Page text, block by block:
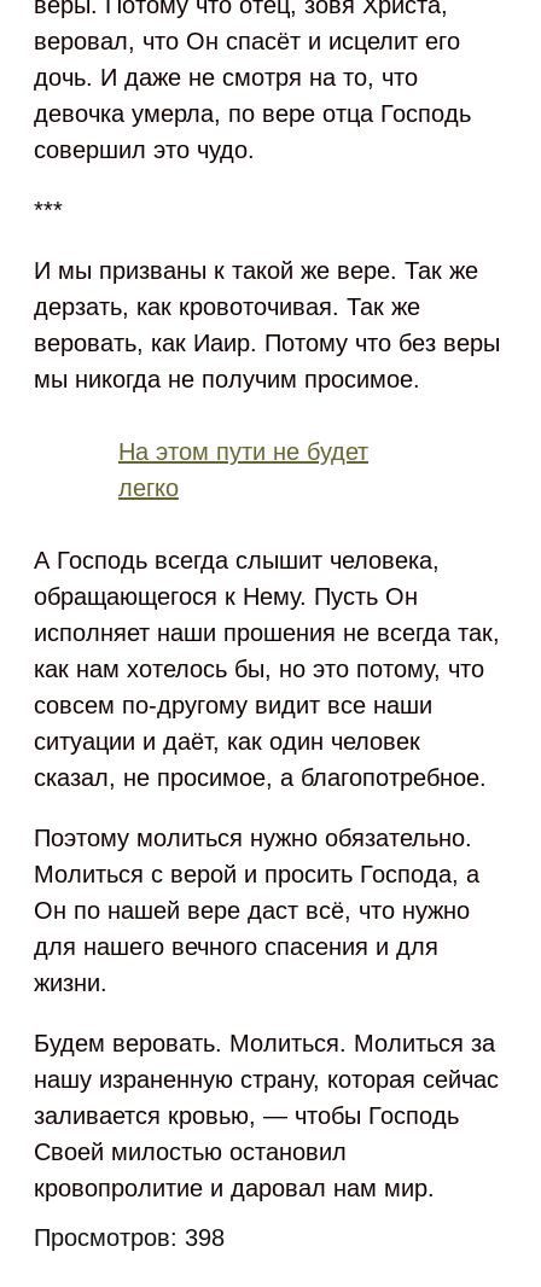
веровал, что Он спасёт и исцелит его
дочь. И даже не смотря на то, что
девочка умерла, по вере отца Господь
совершил это чудо.
***
И мы призваны к такой же вере. Так же
дерзать, как кровоточивая. Так же
веровать, как Иаир. Потому что без веры
мы никогда не получим просимое.
На этом пути не будет
легко
А Господь всегда слышит человека,
обращающегося к Нему. Пусть Он
исполняет наши прошения не всегда так,
как нам хотелось бы, но это потому, что
совсем по-другому видит все наши
ситуации и даёт, как один человек
сказал, не просимое, а благопотребное.
Поэтому молиться нужно обязательно.
Молиться с верой и просить Господа, а
Он по нашей вере даст всё, что нужно
для нашего вечного спасения и для
жизни.
Будем веровать. Молиться. Молиться за
нашу израненную страну, которая сейчас
заливается кровью, — чтобы Господь
Своей милостью остановил
кровопролитие и даровал нам мир.
Просмотров: 398